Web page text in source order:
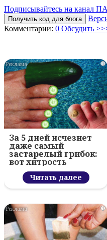
Подписывайтесь на канал
Получить код для блога
Комментарии: 0 Обсудить
i
За 5 дней исчезнет
даже самый
застарелый грибок:
вот хитрость
Читать далее
i